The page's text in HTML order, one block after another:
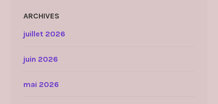
ARCHIVES
juillet 2026
juin 2026
mai 2026